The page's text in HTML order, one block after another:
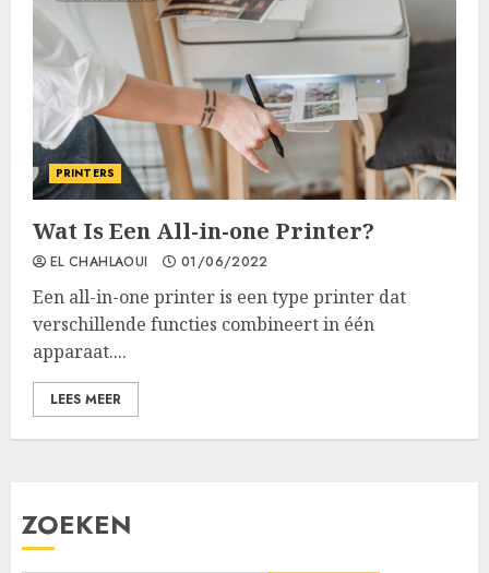
PRINTERS
Wat Is Een All-in-one Printer?
EL CHAHLAOUI 01/06/2022
Een all-in-one printer is een type printer dat
verschillende functies combineert in één
apparaat....
LEES MEER
ZOEKEN